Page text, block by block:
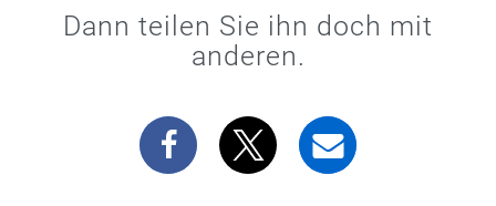
Dann teilen Sie ihn doch mit
anderen.